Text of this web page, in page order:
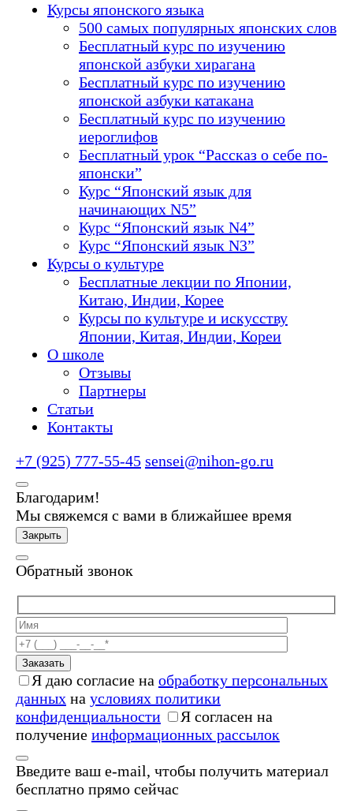
Курсы японского языка
500 самых популярных японских слов
Бесплатный курс по изучению
японской азбуки хирагана
Бесплатный курс по изучению
японской азбуки катакана
Бесплатный курс по изучению
иероглифов
Бесплатный урок “Рассказ о себе по-
японски”
Курс “Японский язык для
начинающих N5”
Курс “Японский язык N4”
Курс “Японский язык N3”
Курсы о культуре
Бесплатные лекции по Японии,
Китаю, Индии, Корее
Курсы по культуре и искусству
Японии, Китая, Индии, Кореи
О школе
Отзывы
Партнеры
Статьи
Контакты
+7 (925) 777-55-45 sensei@nihon-go.ru
Благодарим!
Мы свяжемся с вами в ближайшее время
Закрыть
Обратный звонок
Заказать
Я даю согласие на обработку персональных
данных на условиях политики
конфиденциальности
Я согласен на
получение информационных рассылок
Введите ваш e-mail, чтобы получить материал
бесплатно прямо сейчас